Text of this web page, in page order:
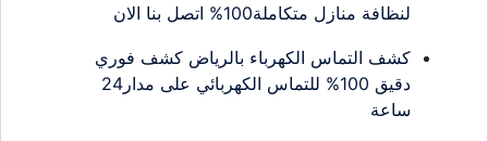
لنظافة منازل متكاملة100% اتصل بنا الان
كشف التماس الكهرباء بالرياض كشف فوري
دقيق 100% للتماس الكهربائي على مدار24
ساعة